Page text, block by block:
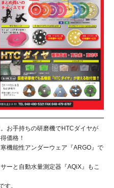
お手持ちの研磨機でHTCダイヤが
価格！
機能性アンダーウェア『ARGO』で
ーと自動水量測定器『AQiX』もこ
す。